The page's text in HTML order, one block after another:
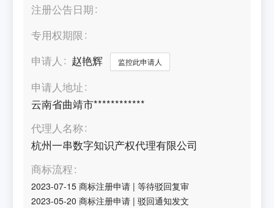
注册公告日期
专用权期限
申请人
赵艳辉 监控此申请人
申请人地址
云南省曲靖市************
代理人名称
杭州一串数字知识产权代理有限公司
商标流程
2023-07-15 商标注册申请 |等待驳回复审
2023-05-20 商标注册申请 |驳回通知发文